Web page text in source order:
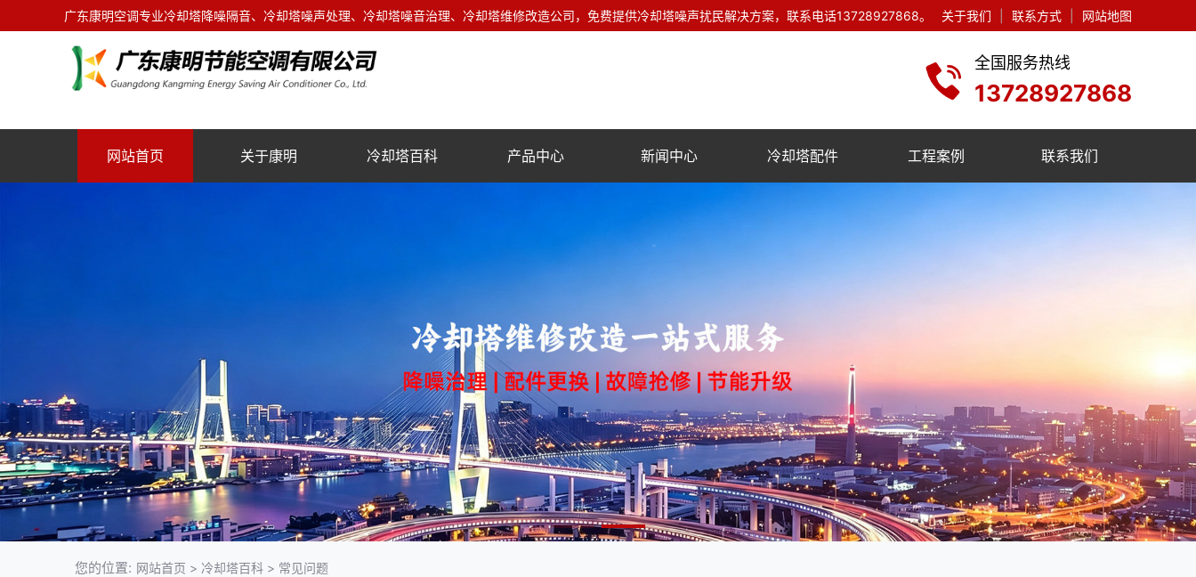
关于我们 联系方式 网站地图
广东康明空调专业冷却塔降噪隔音、冷却塔噪声处理、冷却塔噪音治理、冷却塔维修改造公司，免费提供冷却塔噪声扰民解决方案，联系电话13728927868。
全国服务热线
13728927868
网站首页 关于康明 冷却塔百科 产品中心 新闻中心 冷却塔配件 工程案例 联系我们
您的位置: 网站首页 > 冷却塔百科 > 常见问题